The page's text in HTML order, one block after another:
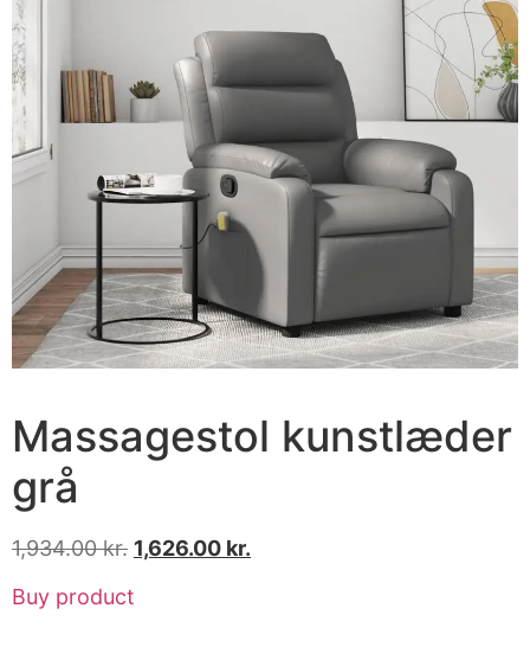
Massagestol kunstlæder
grå
1,934.00kr. 1,626.00 kr.
Buy product